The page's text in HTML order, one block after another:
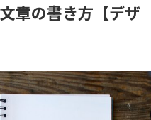
章の書き方【デザ